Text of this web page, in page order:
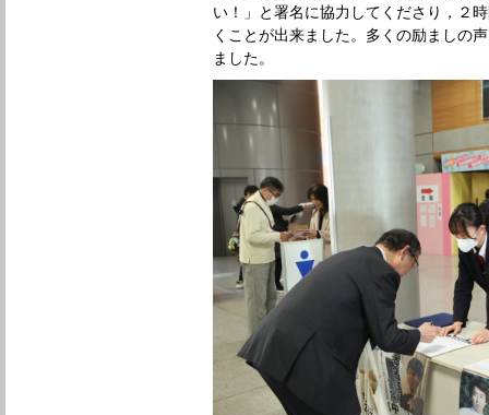
い！」と署名に協力してくださり，２
くことが出来ました。多くの励ましの
ました。